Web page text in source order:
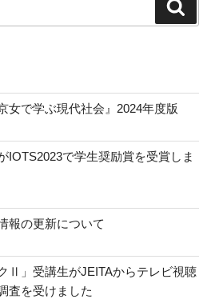
女で学ぶ現代社会』2024年度版
IOTS2023で学生奨励賞を受賞しま
報の更新について
Ⅱ」受講生がJEITAからテレビ視聴
査を受けました